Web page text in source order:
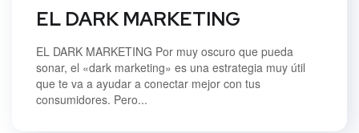
EL DARK MARKETING
EL DARK MARKETING Por muy oscuro que pueda
sonar, el «dark marketing» es una estrategia muy útil
que te va a ayudar a conectar mejor con tus
consumidores. Pero...